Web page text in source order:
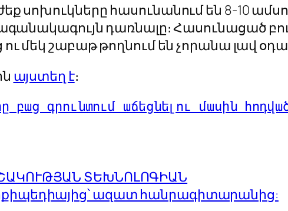
սոխուկները հասունանում են 8-10
դառնալը։ Հասունացած
ու մեկ շաբաթ թողնում են չորանա լավ
այստեղ է։
բաց գրունտում աճեցնելու մասին
ՏԵԽՆՈԼՈԳԻԱՆ
ազատ հանրագիտարանից: